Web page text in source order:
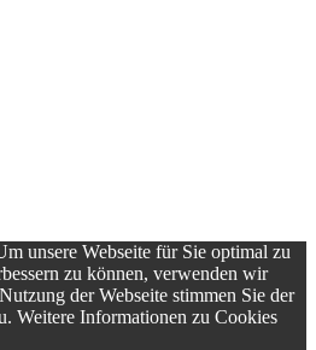
unsere Webseite für Sie optimal zu
zu können, verwenden wir
der Webseite stimmen Sie der
Weitere Informationen zu Cookies